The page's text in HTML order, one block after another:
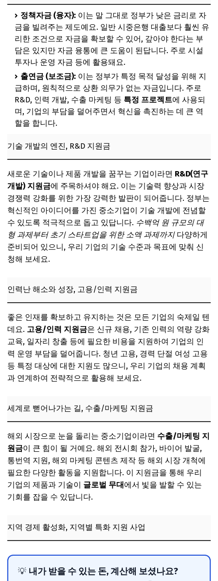
사업계획서 기본 구상 및 방향 설정
📌 지금 뜨는 꿀정보! 놓치지 마세요
추가할인 코드 WRVE6
정책자금 (융자): 이는 말 그대로 정부가 낮은 금리로 자
금을 빌려주는 제도예요. 일반 시중은행 대출보다 훨씬 유
리한 조건으로 자금을 확보할 수 있어, 갚아야 한다는 부
담은 있지만 자금 융통에 큰 도움이 된답니다. 주로 시설
투자나 운영 자금 등에 활용돼요.
출연금 (보조금): 이는 정부가 특정 목적 달성을 위해 지
급하며, 원칙적으로 상환 의무가 없는 자금입니다. 주로
R&D, 인력 개발, 수출 마케팅 등 특정 프로젝트에 사용되
며, 기업의 부담을 덜어주면서 혁신을 촉진하는 데 큰 역
할을 합니다.
기술 개발의 엔진, R&D 지원금
새로운 기술이나 제품 개발을 꿈꾸는 기업이라면 R&D(연구
개발) 지원금에 주목하셔야 해요. 이는 기술력 향상과 시장
경쟁력 강화를 위한 가장 강력한 발판이 되어줍니다. 정부는
혁신적인 아이디어를 가진 중소기업이 기술 개발에 전념할
수 있도록 적극적으로 돕고 있답니다. 수백억 원 규모의 대
형 과제부터 초기 스타트업을 위한 소액 과제까지다양하게
준비되어 있으니, 우리 기업의 기술 수준과 목표에 맞춰 신
청해 보세요.
인력난 해소와 성장, 고용/인력 지원금
좋은 인재를 확보하고 유지하는 것은 모든 기업의 숙제일 텐
데요. 고용/인력 지원금은 신규 채용, 기존 인력의 역량 강화
교육, 일자리 창출 등에 필요한 비용을 지원하여 기업의 인
력 운영 부담을 덜어줍니다. 청년 고용, 경력 단절 여성 고용
등 특정 대상에 대한 지원도 많으니, 우리 기업의 채용 계획
과 연계하여 전략적으로 활용해 보세요.
세계로 뻗어나가는 길, 수출/마케팅 지원금
해외 시장으로 눈을 돌리는 중소기업이라면 수출/마케팅 지
원금이 큰 힘이 될 거예요. 해외 전시회 참가, 바이어 발굴,
통번역 지원, 해외 마케팅 콘텐츠 제작 등 해외 시장 개척에
필요한 다양한 활동을 지원합니다. 이 지원금을 통해 우리
기업의 제품과 기술이 글로벌 무대에서 빛을 발할 수 있는
기회를 잡을 수 있답니다.
지역 경제 활성화, 지역별 특화 지원 사업
💡 내가 받을 수 있는 돈, 계산해 보셨나요?